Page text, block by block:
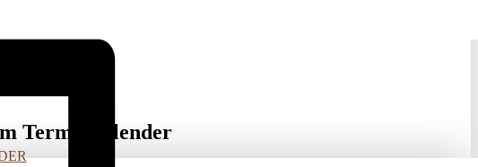
Terminkalender